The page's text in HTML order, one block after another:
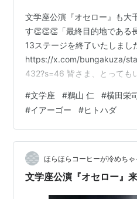
文学座公演『オセロー』も大
す👏👏👏「最終目的地である
13ステージを終了いたしまし
https://x.com/bungakuza/
432?s=46 皆さま、とっても
かびます。 みんなとてもいい
した — 鵜山仁
底から、ありがとうございま
さん ご来場いただいた皆さ
お一人に感謝をお伝えしたい
#文学座 #鵜山 仁 #横田栄
#イアーゴー #ヒトハダ
ほらほらコーヒーが冷めち
文学座公演『オセロー』